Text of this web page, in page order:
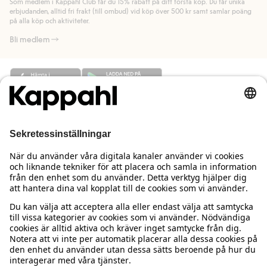
Läs mer
erbjudanden, alltid fri frakt (till ombud) vid köp över 500 kr samt samlar poäng
på alla köp och aktiviteter.
Bli medlem
Behöver du hjälp?
Kundservice
Vanliga frågor
Beställning & retur
Kontakta oss
Kappahl Club
Logga in
Kappahl Club
Om oss
Om Kappahl Group
Villkor & policy